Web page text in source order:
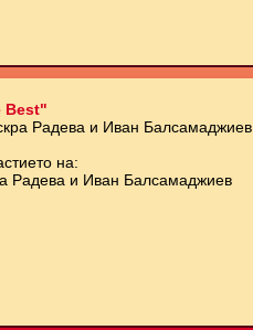
Best"
Радева и Иван Балсамаджиев
на:
Радева и Иван Балсамаджиев